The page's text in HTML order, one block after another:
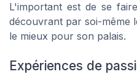
L'important est de se
découvrant par soi-même
le mieux pour son palais.
Expériences de